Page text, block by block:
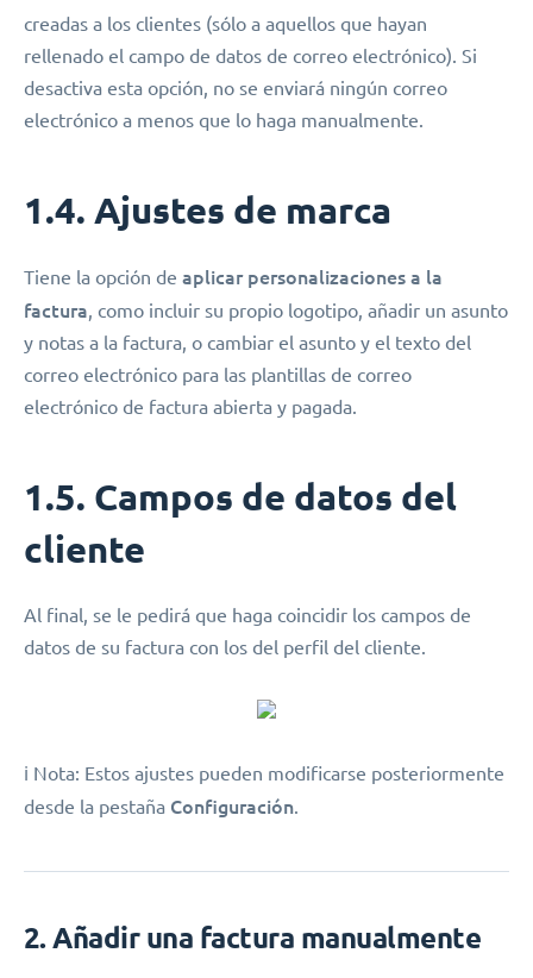
creadas a los clientes (sólo a aquellos que hayan
rellenado el campo de datos de correo electrónico). Si
desactiva esta opción, no se enviará ningún correo
electrónico a menos que lo haga manualmente.
1.4. Ajustes de marca
Tiene la opción de aplicar personalizaciones a la
factura, como incluir su propio logotipo, añadir un asunto
y notas a la factura, o cambiar el asunto y el texto del
correo electrónico para las plantillas de correo
electrónico de factura abierta y pagada.
1.5. Campos de datos del
cliente
Al final, se le pedirá que haga coincidir los campos de
datos de su factura con los del perfil del cliente.
ℹ️ Nota: Estos ajustes pueden modificarse posteriormente
desde la pestaña Configuración.
2. Añadir una factura manualmente